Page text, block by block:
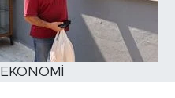
EKONOMİ